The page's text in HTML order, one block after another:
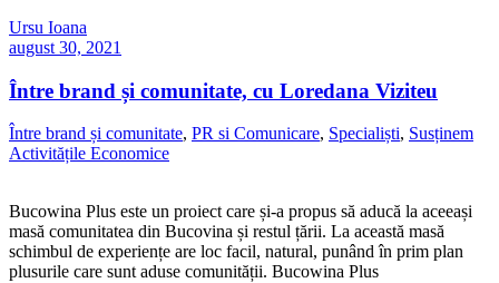
Ursu Ioana
august 30, 2021
Între brand și comunitate, cu Loredana Viziteu
Între brand și comunitate, PR si Comunicare, Specialiști, Susținem
Activitățile Economice
Bucowina Plus este un proiect care și-a propus să aducă la aceeași
masă comunitatea din Bucovina și restul țării. La această masă
schimbul de experiențe are loc facil, natural, punând în prim plan
plusurile care sunt aduse comunității. Bucowina Plus